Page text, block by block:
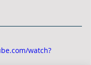
watch?